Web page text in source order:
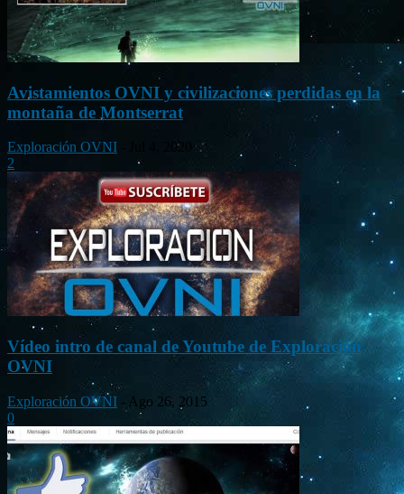
Avistamientos OVNI y civilizaciones perdidas en la
montaña de Montserrat
Exploración OVNI
Jul 4, 2020
2
Vídeo intro de canal de Youtube de Exploración
OVNI
Exploración OVNI - Ago 26, 2015
0